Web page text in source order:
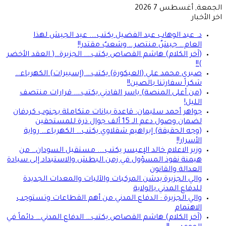
الجمعة, أغسطس 7 2026
اخر الأخبار
د. عبد الوهاب عبد الفضيل يكتب…. عيد الجيش لهذا
العام… جيشٌ منتصر… وشعبٌ مقتدر!!
(آخر الكلام) هاشم القصاص يكتب…. الجزيرة…( العقد الأخضر
)!!
صبرى محمد علي (العيكورة) يكتب… (إسبيرات) الكهرباء…
شكراً سفارتنا بالصين!!
(من أعلى المنصة) ياسر الفادني يكتب…. قرارات منتصف
الليل!
جواهر أحمد سليمان: قاعدة بيانات متكاملة بجنوب كردفان
لضمان وصول دعم الـ 15 ألف جوال ذرة للمستحقين
(وجه الحقيقة) إبراهيم شقلاوي يكتب… الكهرباء… رواية
الأسرار!!
وزير الاعلام خالد الإعيسر يكتب…. مستقبل السودان.. من
هيمنة نفوذ المسؤول في زمن البطش والاستبداد إلى سيادة
العدالة والقانون
والي الجزيرة يدشن المركبات والآليات والمعدات الجديدة
للدفاع المدني بالولاية
والي الجزيرة : الدفاع المدني من أهم القطاعات وتستوجب
الاهتمام
(آخر الكلام) هاشم القصاص يكتب… الدفاع المدني… دائماً في